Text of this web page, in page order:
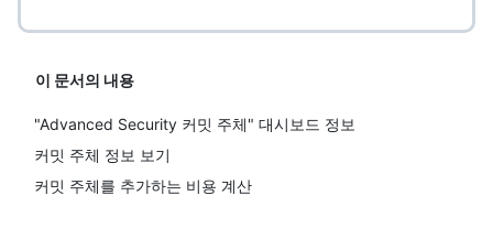
이 문서의 내용
"Advanced Security 커밋 주체" 대시보드 정보
커밋 주체 정보 보기
커밋 주체를 추가하는 비용 계산